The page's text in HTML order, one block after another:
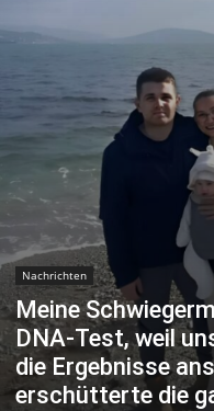
Nachrichten
Meine
DNA-Test, weil
die Ergebnisse
erschütterte die